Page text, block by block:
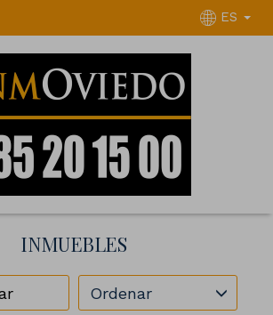
ES
INMUEBLES
Ordenar